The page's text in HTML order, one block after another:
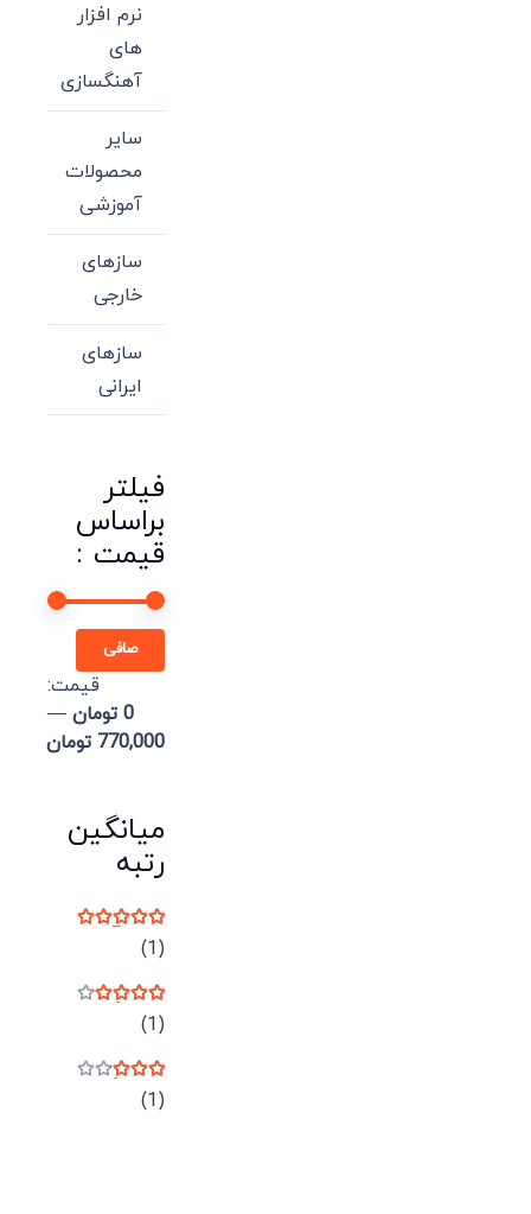
نرم افزار
های
آهنگسازی
سایر
محصولات
آموزشی
سازهای
خارجی
سازهای
ایرانی
فیلتر
براساس
قیمت :
صافی
قيمت:
0 تومان
—
770,000 تومان
میانگین
رتبه
نمره(1)
نمره(1)
نمره(1)